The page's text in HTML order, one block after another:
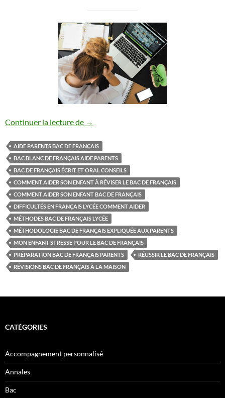
Continuer la lecture de Comment aider son enfant à réussir le
→
AIDE PARENTS BAC DE FRANÇAIS
BAC BLANC DE FRANÇAIS AIDE PARENTS
BAC DE FRANÇAIS ÉCRIT ET ORAL CONSEILS
COMMENT AIDER SON ENFANT À RÉVISER LE BAC DE FRANÇAIS
COMMENT AIDER SON ENFANT BAC DE FRANÇAIS
DIFFICULTÉS EN FRANÇAIS LYCÉE COMMENT AIDER
MÉTHODES BAC DE FRANÇAIS LYCÉE
MÉTHODOLOGIE BAC DE FRANÇAIS EXPLIQUÉE AUX PARENTS
MON ENFANT STRESSE POUR LE BAC DE FRANÇAIS
PRÉPARATION BAC DE FRANÇAIS PARENTS
RÉUSSIR LE BAC DE FRANÇAIS
RÉVISIONS BAC DE FRANÇAIS À LA MAISON
CATÉGORIES
Accompagnement personnalisé
Annales
Bac